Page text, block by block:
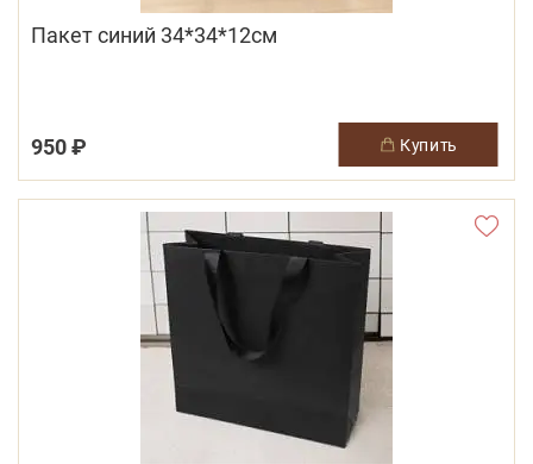
Пакет синий 34*34*12см
950 ₽ купить